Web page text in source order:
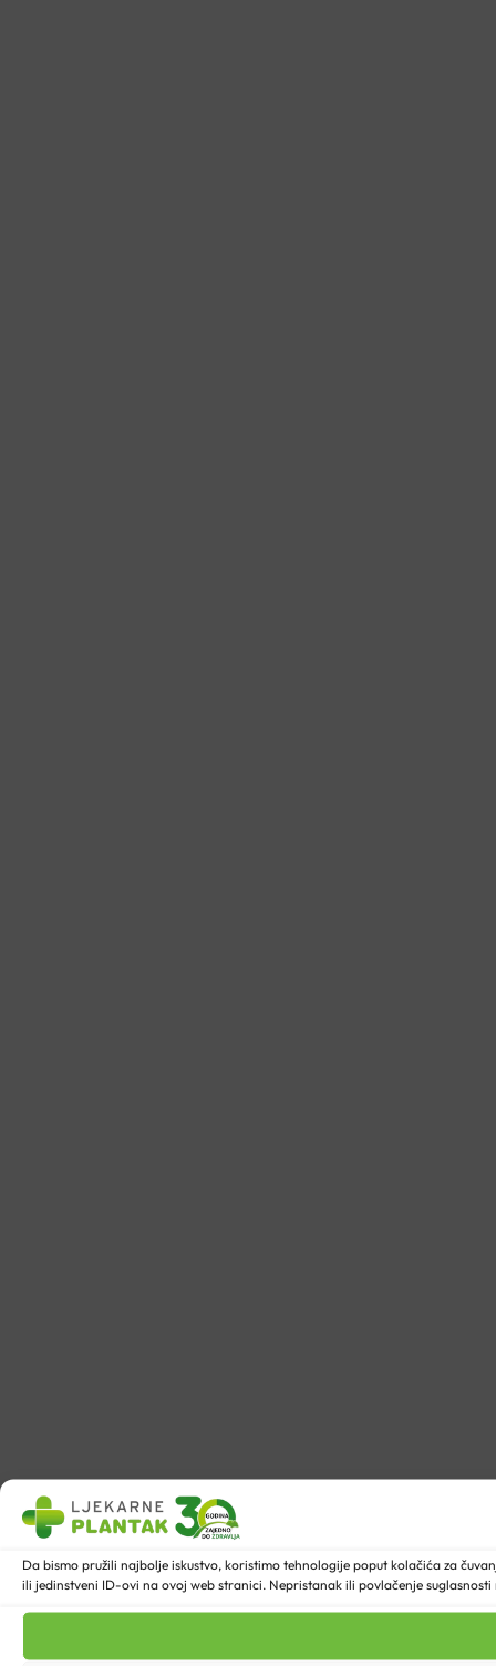
Da bismo pružili najbolje iskustvo, koristimo tehnologije poput kolačića za
ili jedinstveni ID-ovi na ovoj web stranici. Nepristanak ili povlačenje